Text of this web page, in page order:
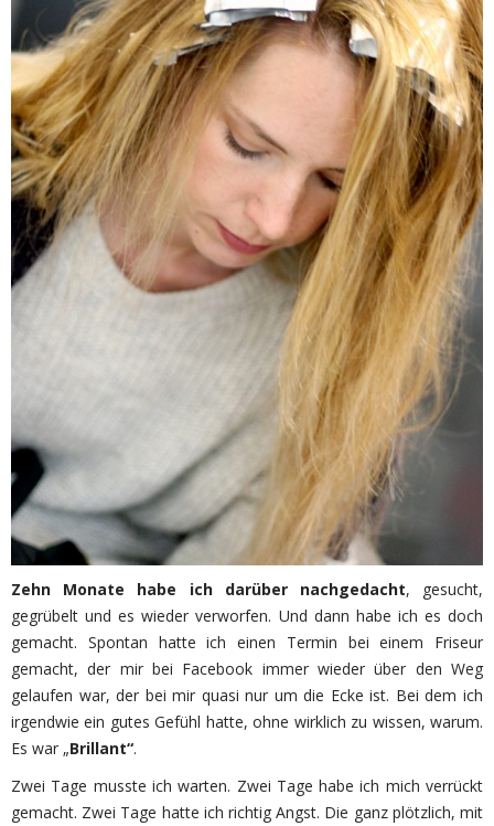
Zehn Monate habe ich darüber nachgedacht, gesucht,
gegrübelt und es wieder verworfen. Und dann habe ich es doch
gemacht. Spontan hatte ich einen Termin bei einem Friseur
gemacht, der mir bei Facebook immer wieder über den Weg
gelaufen war, der bei mir quasi nur um die Ecke ist. Bei dem ich
irgendwie ein gutes Gefühl hatte, ohne wirklich zu wissen, warum.
Es war „Brillant“.
Zwei Tage musste ich warten. Zwei Tage habe ich mich verrückt
gemacht. Zwei Tage hatte ich richtig Angst. Die ganz plötzlich, mit